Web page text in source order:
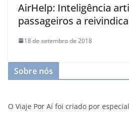
AirHelp: Inteligência
passageiros a
18 de setembro de 2018
Sobre nós
O Viaje Por Aí foi criado por